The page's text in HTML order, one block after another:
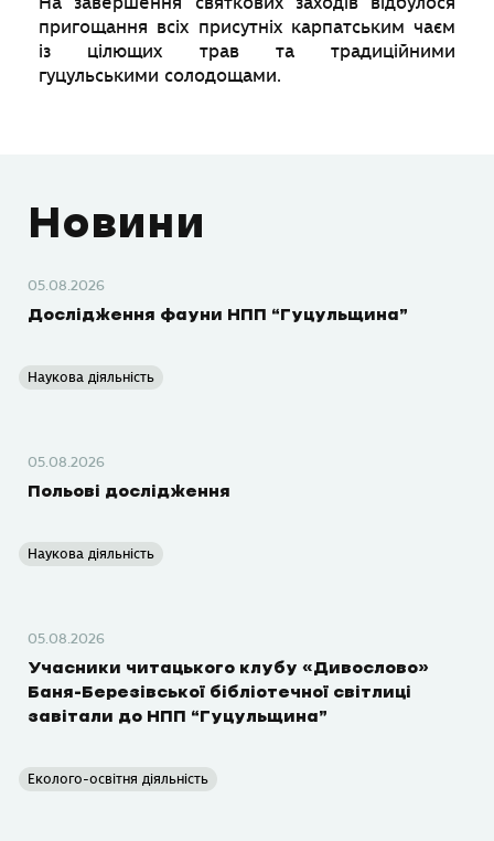
пригощання всіх присутніх карпатським чаєм
із цілющих трав та традиційними
гуцульськими солодощами.
Новини
05.08.2026
Дослідження фауни НПП “Гуцульщина”
Наукова діяльність
05.08.2026
Польові дослідження
Наукова діяльність
05.08.2026
Учасники читацького клубу «Дивослово»
Баня-Березівської бібліотечної світлиці
завітали до НПП “Гуцульщина”
Еколого-освітня діяльність